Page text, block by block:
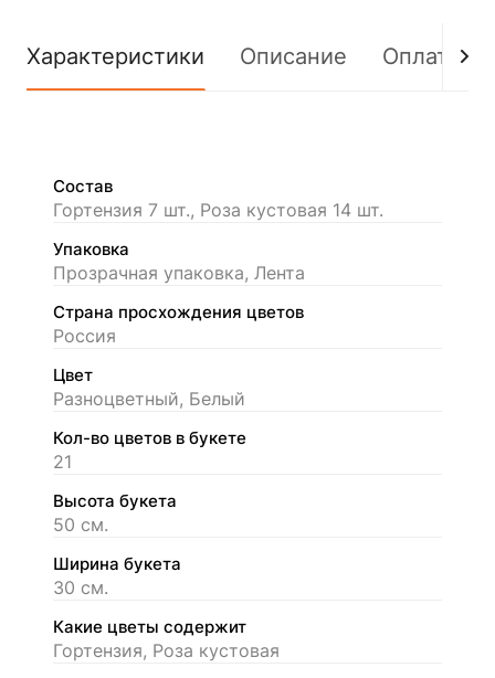
Характеристики Описание Оплата
Состав
Гортензия 7 шт., Роза кустовая 14 шт.
Упаковка
Прозрачная упаковка, Лента
Страна просхождения цветов
Россия
Цвет
Разноцветный, Белый
Кол-во цветов в букете
21
Высота букета
50 см.
Ширина букета
30 см.
Какие цветы содержит
Гортензия, Роза кустовая